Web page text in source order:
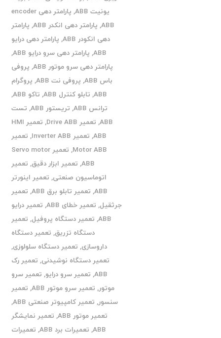
یونیت ABB
,
پارامتر دهی encoder
ABB
, پارامتر دهی انکدر ABB , پارامتر
دهی انکودر ABB
, پارامتر دهی درایو
ABB
, پارامتر دهی سرو درایو ABB
,
پارامتر دهی سرو موتور ABB
, پروفی
باس ABB
, پروفی نت ABB , پروگرام
ABB
, تابلو کنترل ABB , تاکو ABB
,
ترانس ABB
, تریستور ABB , تست
ABB
, تعمیر Drive ABB ,
تعمیر HMI
ABB
, تعمیر Inverter ABB , تعمیر
Motor ABB
,
تعمیر Servo motor
ABB
, تعمیر ابزار دقیق, تعمیر
اتوماسیون صنعتی, تعمیر اینورتر
ABB
, تعمیر تابلو برق ABB , تعمیر
جرثقیل, تعمیر خطای ABB , تعمیر درایو
ABB
, تعمیر دستگاه پروفیل, تعمیر
دستگاه تزریق, تعمیر دستگاه
داروسازی, تعمیر دستگاه سلولوزی,
تعمیر دستگاه نوشیدنی, تعمیر رک
ABB
, تعمیر سرو درایو, تعمیر سرو
موتور, تعمیر سرو موتور ABB , تعمیر
سنسور, تعمیر کامپیوتر صنعتی ABB
,
تعمیر موتور ABB
, تعمیر نمایشگر
ABB
, تعمیرات برد ABB , تعمیرات